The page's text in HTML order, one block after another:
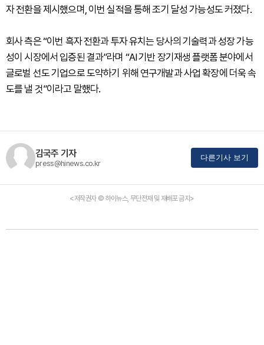
자 전환을 제시했으며, 이번 실적을 통해 조기 달성 가능성도 커졌다.
회사 측은 “이번 흑자 전환과 투자 유치는 당사의 기술력과 성장 가능
성이 시장에서 입증된 결과”라며 “AI 기반 장기재생 플랫폼 분야에서
글로벌 선도 기업으로 도약하기 위해 연구개발과 사업 확장에 더욱 속
도를 낼 것”이라고 말했다.
김국주 기자
press@hinews.co.kr
다른기사 보기
<저작권자 © 하이뉴스, 무단전재 및 재배포 금지>